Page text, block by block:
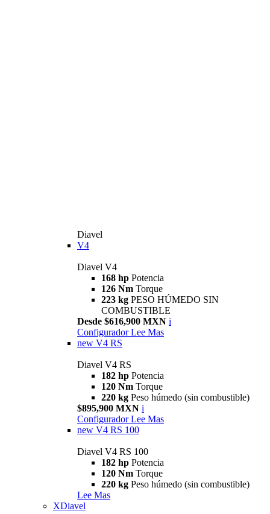
Diavel
V4
Diavel V4
168 hp Potencia
126 Nm Torque
223 kg PESO HÚMEDO SIN
COMBUSTIBLE
Desde $616,900 MXN i
Configurador Lee Mas
new V4 RS
Diavel V4 RS
182 hp Potencia
120 Nm Torque
220 kg Peso húmedo (sin combustible)
$895,900 MXN i
Configurador Lee Mas
new V4 RS 100
Diavel V4 RS 100
182 hp Potencia
120 Nm Torque
220 kg Peso húmedo (sin combustible)
Lee Mas
XDiavel